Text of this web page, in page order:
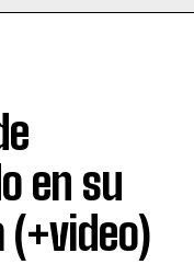
en su
(+video)